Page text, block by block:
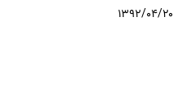
۱۳۹۲/۰۴/۲۰